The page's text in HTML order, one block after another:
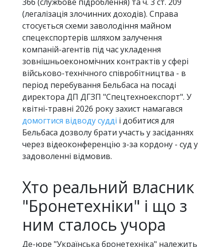
(легалізація злочинних доходів). Справа
стосується схеми заволодіння майном
спецекспортерів шляхом залучення
компаній-агентів під час укладення
зовнішньоекономічних контрактів у сфері
військово-технічного співробітництва - в
період перебування Бельбаса на посаді
директора ДП ДГЗП "Спецтехноекспорт". У
квітні-травні 2026 року захист намагався
домогтися відводу судді і добитися для
Бельбаса дозволу брати участь у засіданнях
через відеоконференцію з-за кордону - суд у
задоволенні відмовив.
Хто реальний власник
"Бронетехніки" і що з
ним сталось учора
Де-юре "Українська бронетехніка" належить